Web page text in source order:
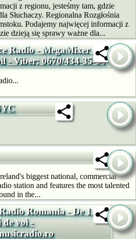
z regionu, jesteśmy tam, gdzie
Słuchaczy. Regionalna Rozgłośnia
Podajemy najwięcej informacji z
dzieją się sprawy ważne dla...
Radio - MegaMixer -
- Viber: 0670/434-35-34
biggest national, commercial
station and features the most talented
in the...
Romania - De 11
voi -